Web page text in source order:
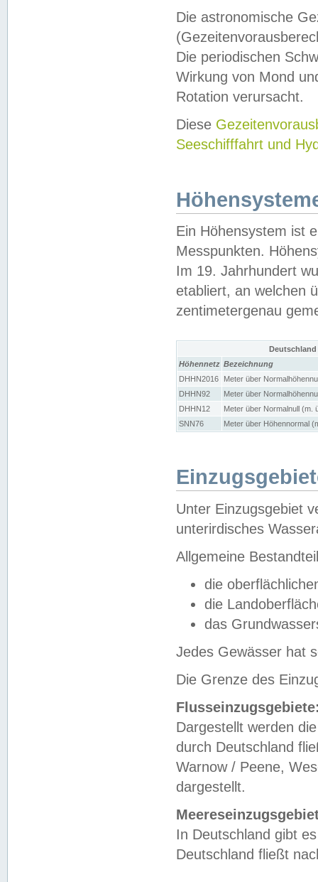
Die astronomische
Die periodischen
Wirkung von Mond
Rotation verursacht.
Diese
Seeschifffahrt und
Ein Höhensystem ist
Messpunkten.
Im 19. Jahrhundert
etabliert, an welchen
zentimetergenau
Höhennetz Bezeichnung
DHHN2016
Meter über
DHHN92
Meter über
DHHN12
Meter über Normalnull (m.
SNN76
Meter über Höhennormal
Unter Einzugsgebiet
unterirdisches
Allgemeine
die
die
das
Jedes Gewässer hat
Die Grenze des
Dargestellt werden
durch Deutschland
Warnow / Peene,
dargestellt.
In Deutschland gibt
Deutschland fließt